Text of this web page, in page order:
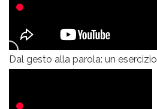
Dal gesto alla parola: un